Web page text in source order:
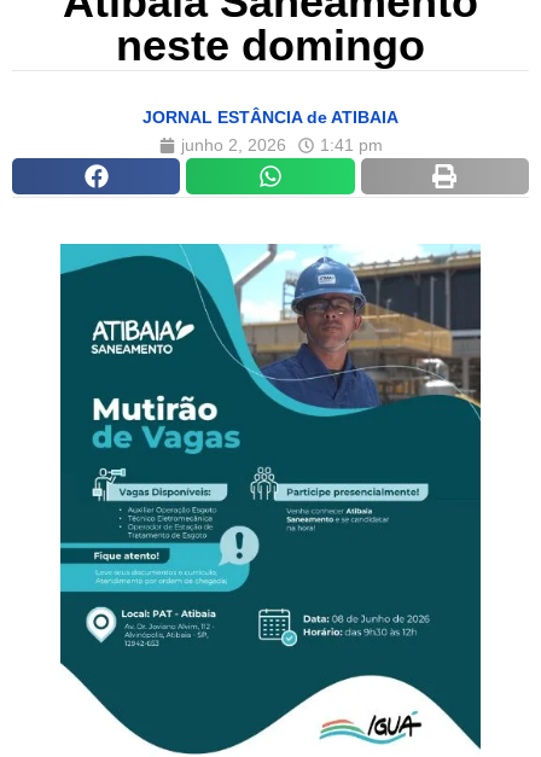
neste domingo
JORNAL ESTÂNCIA de ATIBAIA
junho 2, 2026
1:41 pm